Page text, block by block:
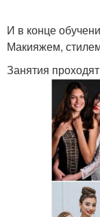
И в конце
Макияжем,
Занятия